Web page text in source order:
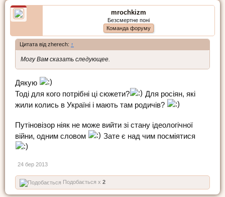
mrochkizm
Безсмертне поні
Команда форуму
Цитата від zherech: ↑
Могу Вам сказать следующее.
Дякую
Тоді для кого потрібні ці сюжети?
Для росіян, які
жили колись в Україні і мають там родичів?
Путіновізор ніяк не може вийти зі стану ідеологічної
війни, одним словом
Зате є над чим посміятися
24 бер 2013
Подобається x 2